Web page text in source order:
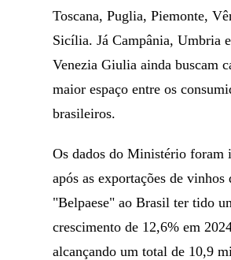
Toscana, Puglia, Piemonte,
Sicília. Já Campânia, Umbria
Venezia Giulia ainda buscam
maior espaço entre os
brasileiros.
Os dados do Ministério foram
após as exportações de vinhos
"Belpaese" ao Brasil ter tido
crescimento de 12,6% em
alcançando um total de 10,9